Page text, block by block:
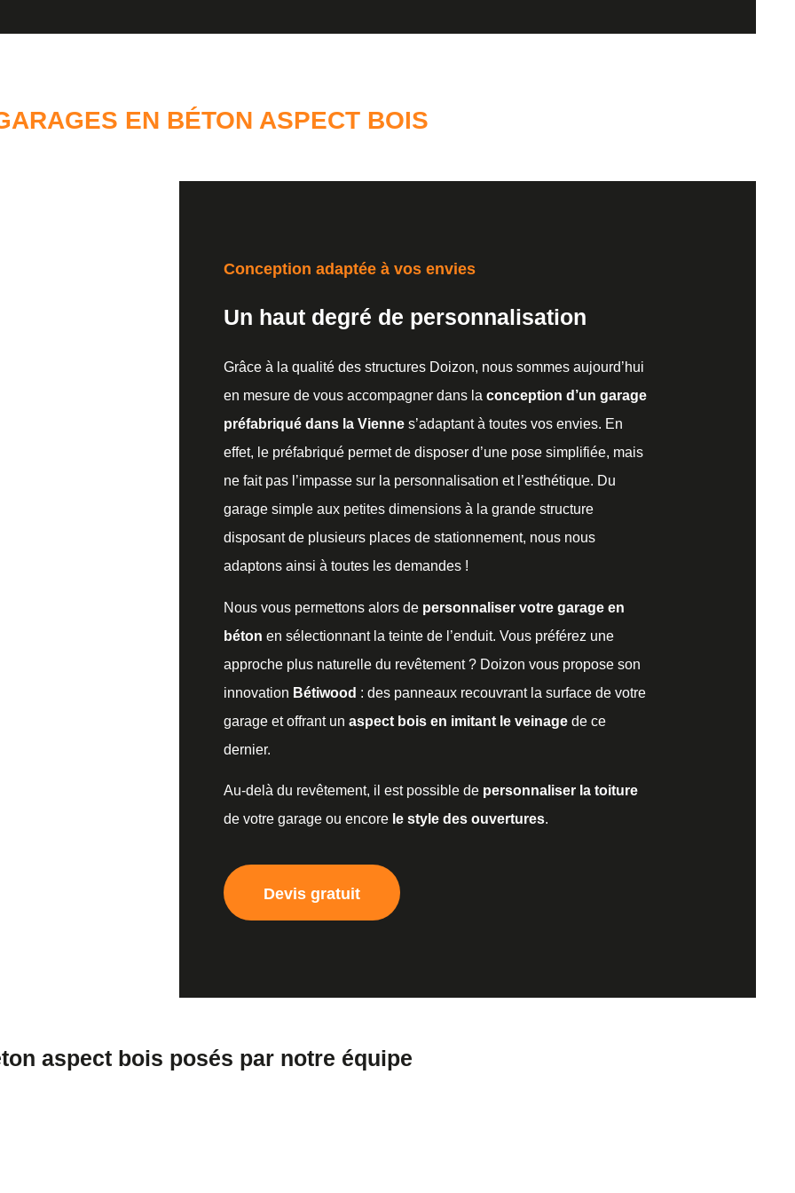
EN BÉTON ASPECT BOIS
Conception adaptée à vos envies
Un haut degré de personnalisation
Grâce à la qualité des structures Doizon, nous sommes aujourd’hui
en mesure de vous accompagner dans la conception d’un garage
préfabriqué dans la Vienne s’adaptant à toutes vos envies. En
effet, le préfabriqué permet de disposer d’une pose simplifiée, mais
ne fait pas l’impasse sur la personnalisation et l’esthétique. Du
garage simple aux petites dimensions à la grande structure
disposant de plusieurs places de stationnement, nous nous
adaptons ainsi à toutes les demandes !
Nous vous permettons alors de personnaliser votre garage en
béton en sélectionnant la teinte de l’enduit. Vous préférez une
approche plus naturelle du revêtement ? Doizon vous propose son
innovation Bétiwood : des panneaux recouvrant la surface de votre
garage et offrant un aspect bois en imitant le veinage de ce
dernier.
Au-delà du revêtement, il est possible de personnaliser la toiture
de votre garage ou encore le style des ouvertures.
Devis gratuit
aspect bois posés par notre équipe